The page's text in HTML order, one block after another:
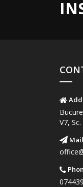
V7,